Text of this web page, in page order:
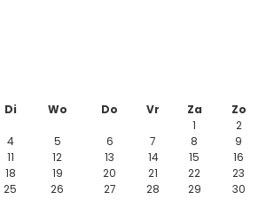
Di Wo Do Vr Za
Zo
1
2
4 5 6 7 8
9
11 12 13 14 15
16
18 19 20 21 22
23
25 26 27 28 29
30